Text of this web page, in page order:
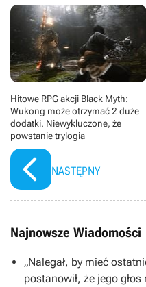
Hitowe RPG akcji Black Myth:
Wukong może otrzymać 2 duże
dodatki. Niewykluczone, że
powstanie trylogia
NASTĘPNY
Najnowsze Wiadomości
„Nalegał, by mieć
postanowił, że jego